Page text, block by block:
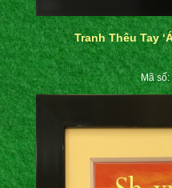
Tranh Thêu Tay
Mã số: